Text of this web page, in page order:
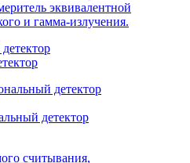
эквивалентной
и гамма-излучения.
детектор